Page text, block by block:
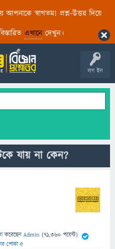
আপনাকে স্বাগতম! প্রশ্ন-উত্তর দিয়ে
এখানেদেখুন।
লগ ইন
যায় না কেন?
করেছেনAdmin (71,360 পয়েন্ট)
পোকা ৫